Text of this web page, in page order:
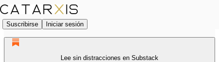
Suscribirse Iniciar sesión
Lee sin distracciones en Substack